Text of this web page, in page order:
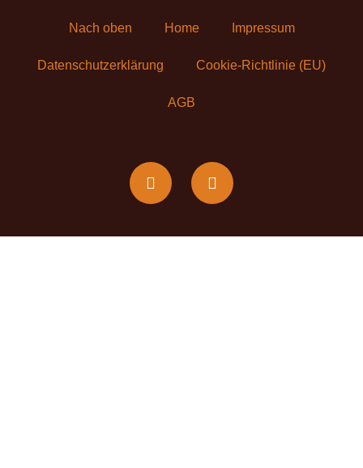
Nach oben Home Impressum
Datenschutzerklärung Cookie-Richtlinie (EU)
AGB